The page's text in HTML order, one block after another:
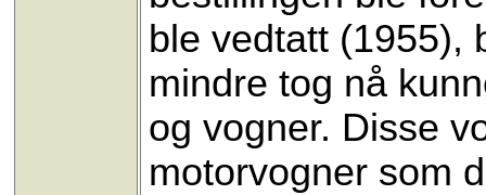
ble vedtatt (1955),
mindre tog nå
og vogner. Disse
motorvogner som